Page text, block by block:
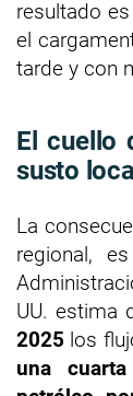
resultado
el
tarde y con
El cuello
susto
La
regional,
UU. estima
2025 los
una